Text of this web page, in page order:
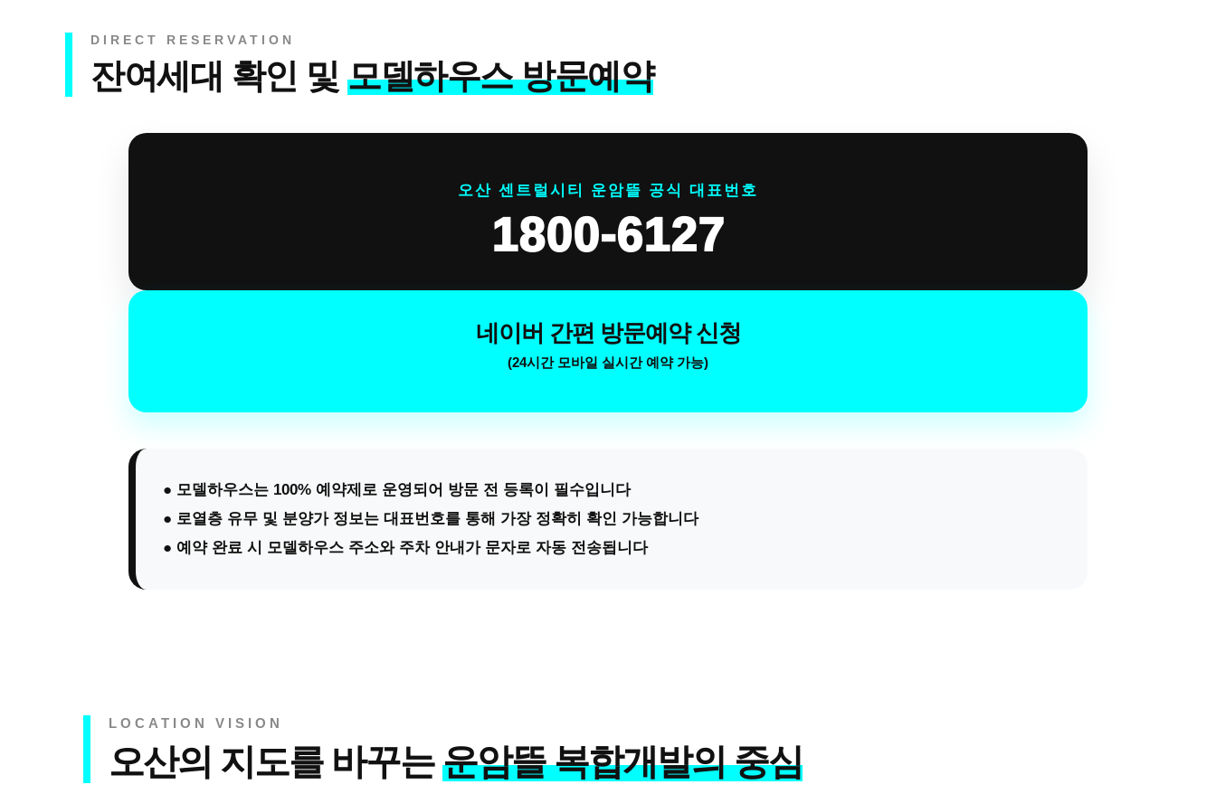
DIRECT RESERVATION
잔여세대 확인 및 모델하우스 방문예약
오산 센트럴시티 운암뜰 공식 대표번호
1800-6127
네이버 간편 방문예약 신청
(24시간 모바일 실시간 예약 가능)
● 모델하우스는 100% 예약제로 운영되어 방문 전 등록이 필수입니다
● 로열층 유무 및 분양가 정보는 대표번호를 통해 가장 정확히 확인 가능합니다
● 예약 완료 시 모델하우스 주소와 주차 안내가 문자로 자동 전송됩니다
LOCATION VISION
오산의 지도를 바꾸는운암뜰 복합개발의 중심